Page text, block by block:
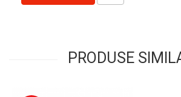
PRODUSE